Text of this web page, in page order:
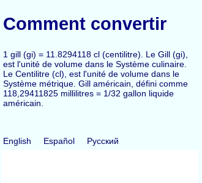
Comment convertir
1 gill (gi) = 11.8294118 cl (centilitre). Le Gill (gi),
est l'unité de volume dans le Système culinaire.
Le Centilitre (cl), est l'unité de volume dans le
Système métrique. Gill américain, défini comme
118,29411825 millilitres = 1/32 gallon liquide
américain.
English Español Русский